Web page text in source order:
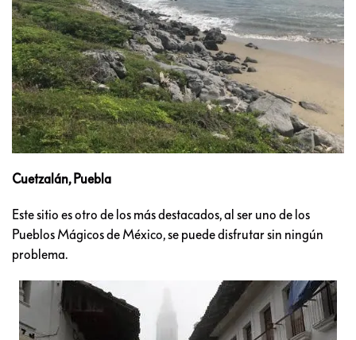
Cuetzalán, Puebla
Este sitio es otro de los más destacados, al ser uno de los
Pueblos Mágicos de México, se puede disfrutar sin ningún
problema.